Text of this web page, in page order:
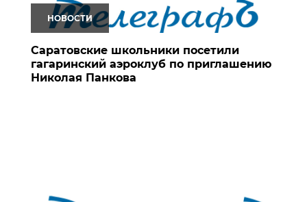
НОВОСТИ
Саратовские школьники посетили
гагаринский аэроклуб по приглашению
Николая Панкова